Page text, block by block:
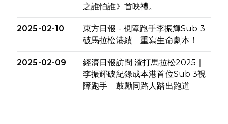
之誰怕誰》首映禮。
2025-02-10
東方日報 - 視障跑手李振輝Sub 3
破馬拉松港績 重寫生命劇本！
2025-02-09
經濟日報訪問 渣打馬拉松2025｜
李振輝破紀錄成本港首位Sub 3視
障跑手 鼓勵同路人踏出跑道